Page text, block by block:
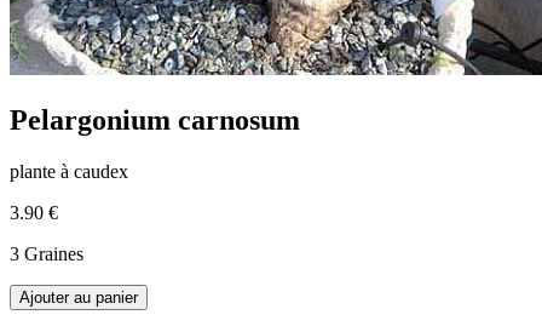
Pelargonium carnosum
plante à caudex
3.90 €
3 Graines
Ajouter au panier